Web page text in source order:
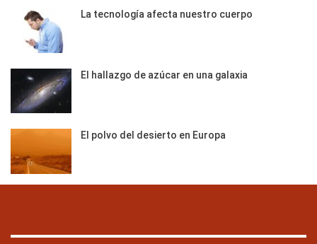
La tecnología afecta nuestro cuerpo
El hallazgo de azúcar en una galaxia
El polvo del desierto en Europa